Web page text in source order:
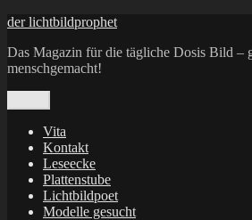
Zum
springen
der lichtbildprophet
Das Magazin für die tägliche Dosis Bild –
menschgemacht!
Vita
Kontakt
Leseecke
Plattenstube
Lichtbildpoet
Modelle gesucht